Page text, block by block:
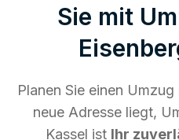
Sie mit
Planen Sie einen
neue Adresse liegt,
Kassel ist Ihr